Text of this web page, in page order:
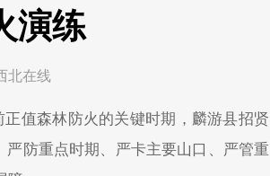
演练
北在线
正值森林防火的关键时期，麟游县招贤
严防重点时期、严卡主要山口、严管重